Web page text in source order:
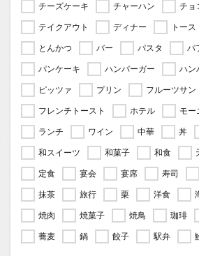
チーズケーキ
チャーハン
チョ
テイクアウト
ディナー トース
とんかつ
バー パスタ パ
パンケーキ
ハンバーガー ハン
ピッツァ
プリン フルーツサン
フレンチトースト
ホテル モー
ランチ
ワイン 中華 丼
和スイーツ
和菓子 和食
定食
宴会 宴席 寿司
抹茶
旅行 栗 洋食
焼肉
焼菓子 焼鳥 珈琲
蕎麦
鍋 餃子 駅弁